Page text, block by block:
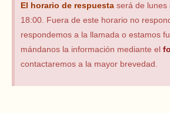
El horario de respuesta será de lunes
18:00. Fuera de este horario no
respondemos a la llamada o estamos
mándanos la información mediante el
contactaremos a la mayor brevedad.